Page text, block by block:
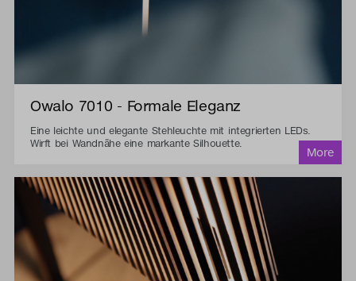
Owalo 7010 - Formale Eleganz
Eine leichte und elegante Stehleuchte mit integrierten LEDs.
Wirft bei Wandnähe eine markante Silhouette.